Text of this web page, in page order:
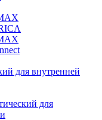
для внутренней
для